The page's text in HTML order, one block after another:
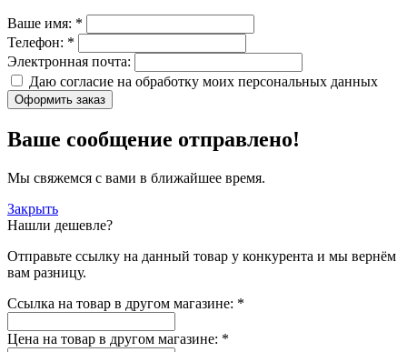
Ваше имя: *
Телефон: *
Электронная почта:
Даю согласие на обработку моих персональных данных
Оформить заказ
Ваше сообщение отправлено!
Мы свяжемся с вами в ближайшее время.
Закрыть
Нашли дешевле?
Отправьте ссылку на данный товар у конкурента и мы вернём
вам разницу.
Ссылка на товар в другом магазине: *
Цена на товар в другом магазине: *